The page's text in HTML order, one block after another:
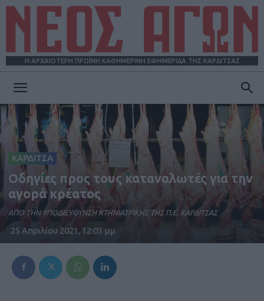
Η ΑΡΧΑΙΟΤΕΡΗ ΠΡΩΪΝΗ ΚΑΘΗΜΕΡΙΝΗ ΕΦΗΜΕΡΙΔΑ ΤΗΣ ΚΑΡΔΙΤΣΑΣ
ΑΓΩΝ
ΚΑΡΔΙΤΣΑ
Οδηγίες προς τους καταναλωτές για την
αγορά κρέατος
ΑΠΟ ΤΗΝ ΥΠΟΔΙΕΥΘΥΝΣΗ ΚΤΗΝΙΑΤΡΙΚΗΣ ΤΗΣ Π.Ε. ΚΑΡΔΙΤΣΑΣ
25 Απριλίου 2021, 12:03 μμ